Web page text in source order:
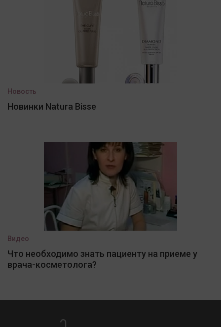
Новость
Новинки Natura Bisse
Видео
Что необходимо знать пациенту на приеме у
врача-косметолога?